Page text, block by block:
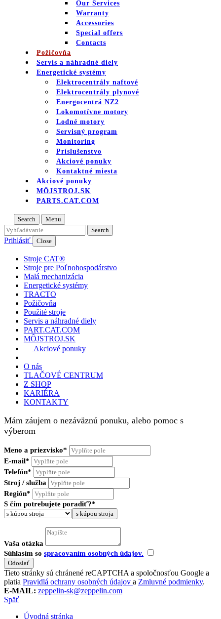
Our Services
Warranty
Accessories
Special offers
Contacts
Požičovňa
Servis a náhradné diely
Energetické systémy
Elektrocentrály naftové
Elektrocentrály plynové
Energocentrá NZ2
Lokomotívne motory
Lodné motory
Servisný program
Monitoring
Príslušenstvo
Akciové ponuky
Kontaktné miesta
Akciové ponuky
MÔJSTROJ.SK
PARTS.CAT.COM
Search Menu
Prihlásiť Close
Stroje CAT®
Stroje pre Poľnohospodárstvo
Malá mechanizácia
Energetické systémy
TRACTO
Požičovňa
Použité stroje
Servis a náhradné diely
PART.CAT.COM
MÔJSTROJ.SK
Akciové ponuky
O nás
TLAČOVÉ CENTRUM
Z SHOP
KARIÉRA
KONTAKTY
Mám záujem o nezáväznú ponuku, alebo pomoc s
výberom
Meno a priezvisko*
E-mail*
Telefón*
Stroj / služba
Región*
S čím potrebujete poradiť?*
s kúpou stroja
Vaša otázka
Súhlasím so spracovaním osobných údajov.
Tieto stránky sú chránené reCAPTCHA a spoločnosťou Google a
platia Pravidlá ochrany osobných údajov a Zmluvné podmienky.
E-MAIL: zeppelin-sk@zeppelin.com
Späť
Úvodná stránka